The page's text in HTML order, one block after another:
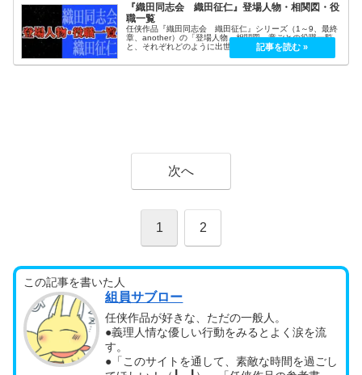
『織田同志会 織田征仁』登場人物・相関図・役
職一覧
任侠作品『織田同志会 織田征仁』シリーズ（1～9、最終
章、another）の「登場人物、相関図、章ごとの役職一覧
と、それぞれどのように出世していったか」を記載してい
ます。織田同志会 織田征仁キャスト登場人物・相関図（名
言・名セリフ）ロケ地・...
次へ
1 2
この記事を書いた人
組員サブロー
任侠作品が好きな、ただの一般人。
●義理人情な優しい行動をみるとよく涙を流
す。
●「このサイトを通して、素敵な時間を過ごし